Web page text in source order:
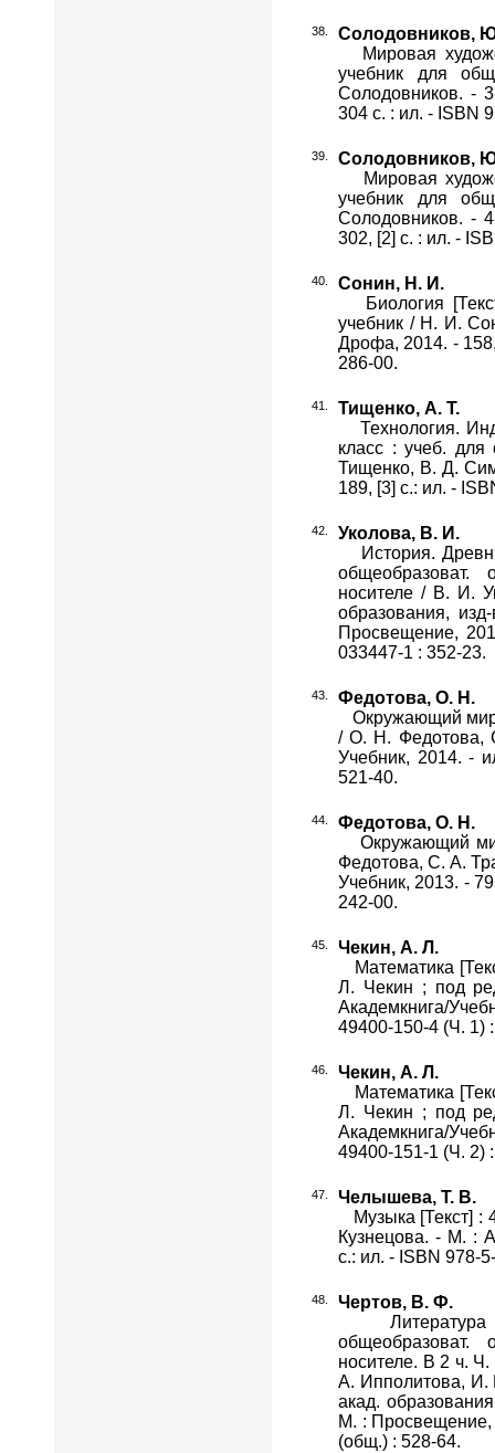
Солодовников,
Мировая
учебник для
Солодовников. -
304 с. : ил. - ISBN
Солодовников,
Мировая
учебник для
Солодовников. -
302, [2] с. : ил. -
Сонин, Н. И.
Биология
учебник / Н. И.
Дрофа, 2014. -
286-00.
Тищенко, А. Т.
Технология.
класс : учеб. для
Тищенко, В. Д.
189, [3] с.: ил. -
Уколова, В. И.
История.
носителе / В. И.
образования,
Просвещение,
033447-1 : 352-23.
Федотова, О. Н.
Окружающий мир
/ О. Н. Федотова,
Учебник, 2014. -
521-40.
Федотова, О. Н.
Окружающий
Федотова, С. А.
Учебник, 2013. -
242-00.
Чекин, А. Л.
Математика
Л. Чекин ; под
Академкнига/
49400-150-4 (Ч. 1)
Чекин, А. Л.
Математика
Л. Чекин ; под
Академкнига/
49400-151-1 (Ч. 2)
Челышева, Т. В.
Музыка [Текст] :
Кузнецова. - М. :
с.: ил. - ISBN 978-
Чертов, В. Ф.
Литература
носителе. В 2 ч.
А. Ипполитова, И.
акад.
М. : Просвещение,
(общ.) : 528-64.